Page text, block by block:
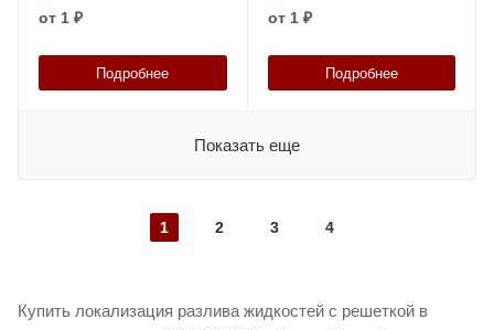
от 1 ₽
Подробнее
от 1 ₽
Подробнее
Показать еще
1 2 3 4
Купить локализация разлива жидкостей с решеткой в